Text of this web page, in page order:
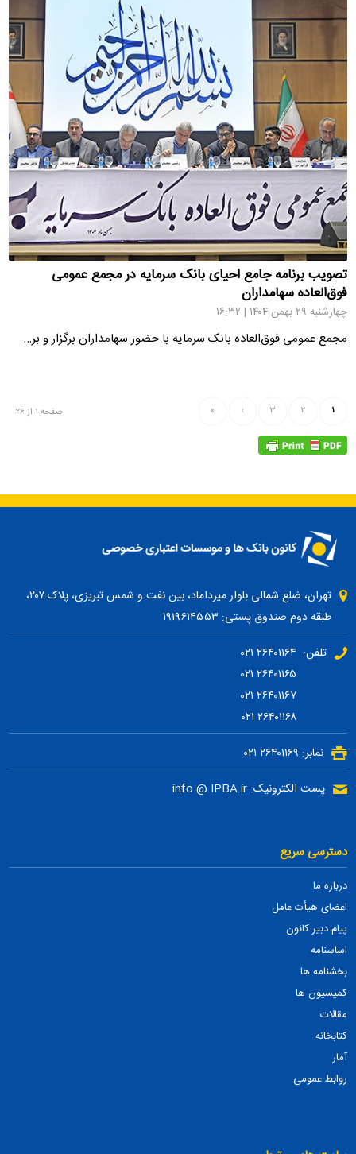
تصویب برنامه جامع احیای بانک سرمایه در مجمع عمومی
فوق‌العاده سهامداران
چهارشنبه ۲۹ بهمن ۱۴۰۴ | ۱۶:۳۲
مجمع عمومی فوق‌العاده بانک سرمایه با حضور سهامداران برگزار و بر…
صفحه ۱ از ۲۶ ۱ ۲ ۳ ›
»
تهران، ضلع شمالی بلوار میرداماد، بین نفت و شمس تبریزی، پلاک ۲۰۷،
طبقه دوم صندوق پستی: ۱۹۱۹۶۱۴۵۵۳
تلفن: ۲۶۴۰۱۱۶۴ ۰۲۱
۲۶۴۰۱۱۶۷ ۰۲۱
۲۶۴۰۱۱۶۸ ۰۲۱
نمابر: ۲۶۴۰۱۱۶۹ ۰۲۱
پست الکترونیک: info @ IPBA.ir
دسترسی سریع
درباره ما
اعضای هیأت عامل
پیام دبیر کانون
اساسنامه
بخشنامه ها
کمیسیون ها
مقالات
کتابخانه
آمار
روابط عمومی